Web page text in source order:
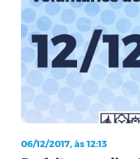
06/12/2017, às 12:13